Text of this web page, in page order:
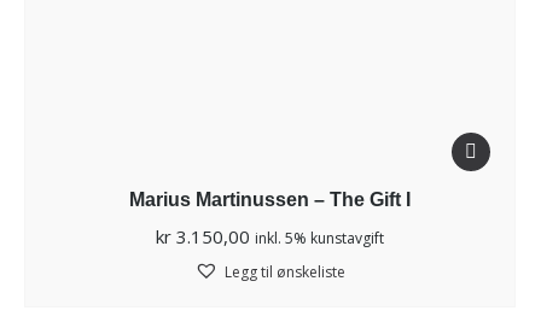
Marius Martinussen – The Gift I
kr 3.150,00 inkl. 5% kunstavgift
Legg til ønskeliste